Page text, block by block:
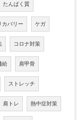
たんぱく質
カバリー ケガ
コロナ対策
給 肩甲骨
ストレッチ
肩トレ 熱中症対策